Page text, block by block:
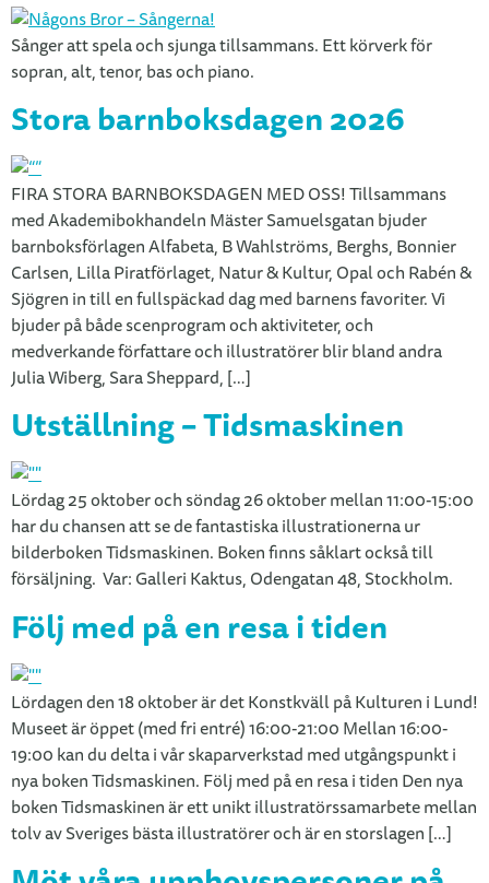
Sånger att spela och sjunga tillsammans. Ett körverk för
sopran, alt, tenor, bas och piano.
Stora barnboksdagen 2026
FIRA STORA BARNBOKSDAGEN MED OSS! Tillsammans
med Akademibokhandeln Mäster Samuelsgatan bjuder
barnboksförlagen Alfabeta, B Wahlströms, Berghs, Bonnier
Carlsen, Lilla Piratförlaget, Natur & Kultur, Opal och Rabén &
Sjögren in till en fullspäckad dag med barnens favoriter. Vi
bjuder på både scenprogram och aktiviteter, och
medverkande författare och illustratörer blir bland andra
Julia Wiberg, Sara Sheppard, […]
Utställning – Tidsmaskinen
Lördag 25 oktober och söndag 26 oktober mellan 11:00-15:00
har du chansen att se de fantastiska illustrationerna ur
bilderboken Tidsmaskinen. Boken finns såklart också till
försäljning. Var: Galleri Kaktus, Odengatan 48, Stockholm.
Följ med på en resa i tiden
Lördagen den 18 oktober är det Konstkväll på Kulturen i Lund!
Museet är öppet (med fri entré) 16:00-21:00 Mellan 16:00-
19:00 kan du delta i vår skaparverkstad med utgångspunkt i
nya boken Tidsmaskinen. Följ med på en resa i tiden Den nya
boken Tidsmaskinen är ett unikt illustratörssamarbete mellan
tolv av Sveriges bästa illustratörer och är en storslagen […]